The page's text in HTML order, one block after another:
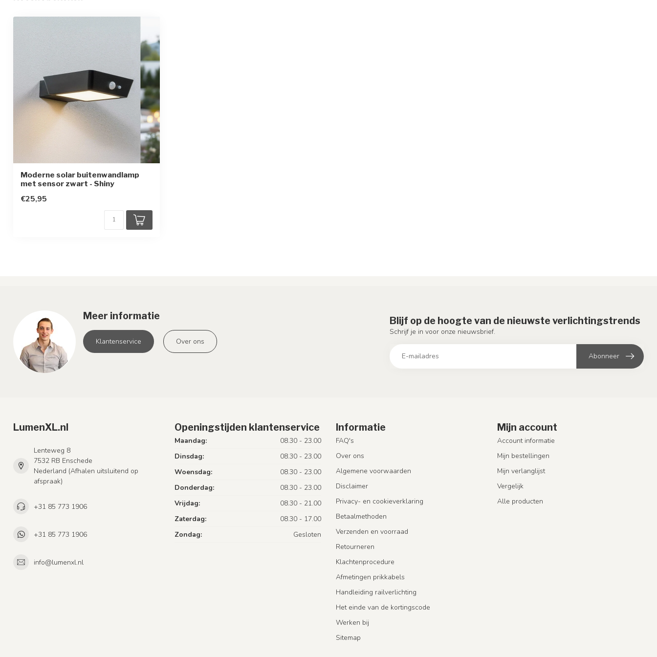
Materiaal
Kleur armatuur
Branduren
Solarpaneel
Sensor
Beschermingsgraad
Moderne solar buitenwandlamp
met sensor zwart - Shiny
€25,95
Meer informatie
Klantenservice Over ons
Blijf op de hoogte van de nieuwste verlichtingstrends
Schrijf je in voor onze nieuwsbrief.
Abonneer
LumenXL.nl
Lenteweg 8
7532 RB Enschede
Nederland (Afhalen uitsluitend op
afspraak)
+31 85 773 1906
+31 85 773 1906
info@lumenxl.nl
Openingstijden klantenservice
Maandag:
08.30 - 23.00
Dinsdag:
08.30 - 23.00
Woensdag:
08.30 - 23.00
Donderdag:
08.30 - 23.00
Vrijdag:
08.30 - 21.00
Zaterdag:
08.30 - 17.00
Zondag:
Gesloten
Informatie
FAQ's
Over ons
Algemene voorwaarden
Disclaimer
Privacy- en cookieverklaring
Betaalmethoden
Verzenden en voorraad
Retourneren
Klachtenprocedure
Afmetingen prikkabels
Handleiding railverlichting
Het einde van de kortingscode
Werken bij
Sitemap
Mijn account
Account informatie
Mijn bestellingen
Mijn verlanglijst
Vergelijk
Alle producten